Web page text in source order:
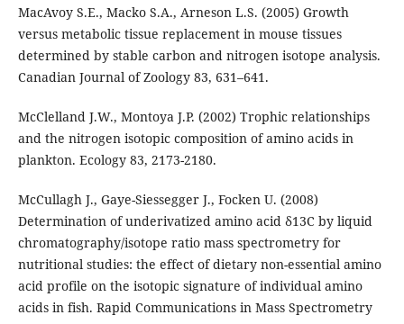
MacAvoy S.E., Macko S.A., Arneson L.S. (2005) Growth
versus metabolic tissue replacement in mouse tissues
determined by stable carbon and nitrogen isotope analysis.
Canadian Journal of Zoology 83, 631–641.
McClelland J.W., Montoya J.P. (2002) Trophic relationships
and the nitrogen isotopic composition of amino acids in
plankton. Ecology 83, 2173-2180.
McCullagh J., Gaye-Siessegger J., Focken U. (2008)
Determination of underivatized amino acid δ13C by liquid
chromatography/isotope ratio mass spectrometry for
nutritional studies: the effect of dietary non-essential amino
acid profile on the isotopic signature of individual amino
acids in fish. Rapid Communications in Mass Spectrometry